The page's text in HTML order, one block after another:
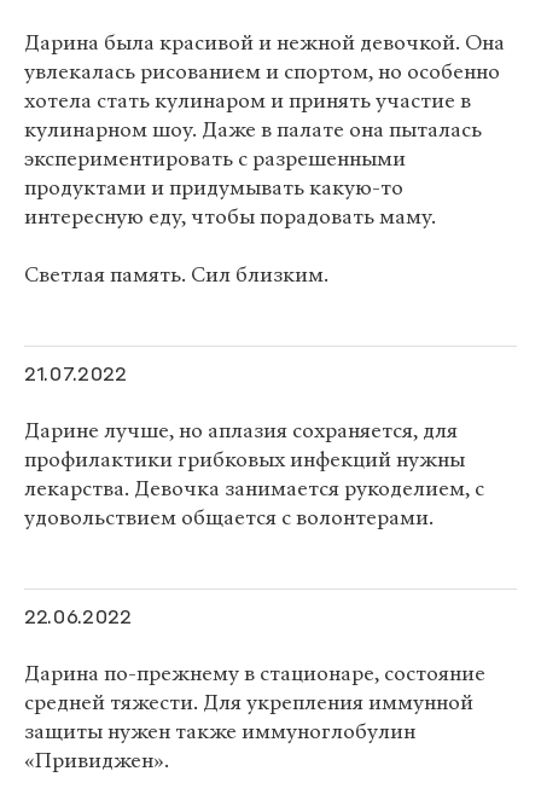
Дарина была красивой и нежной девочкой. Она
увлекалась рисованием и спортом, но особенно
хотела стать кулинаром и принять участие в
кулинарном шоу. Даже в палате она пыталась
экспериментировать с разрешенными
продуктами и придумывать какую-то
интересную еду, чтобы порадовать маму.
Светлая память. Сил близким.
21.07.2022
Дарине лучше, но аплазия сохраняется, для
профилактики грибковых инфекций нужны
лекарства. Девочка занимается рукоделием, с
удовольствием общается с волонтерами.
22.06.2022
Дарина по-прежнему в стационаре, состояние
средней тяжести. Для укрепления иммунной
защиты нужен также иммуноглобулин
«Привиджен».